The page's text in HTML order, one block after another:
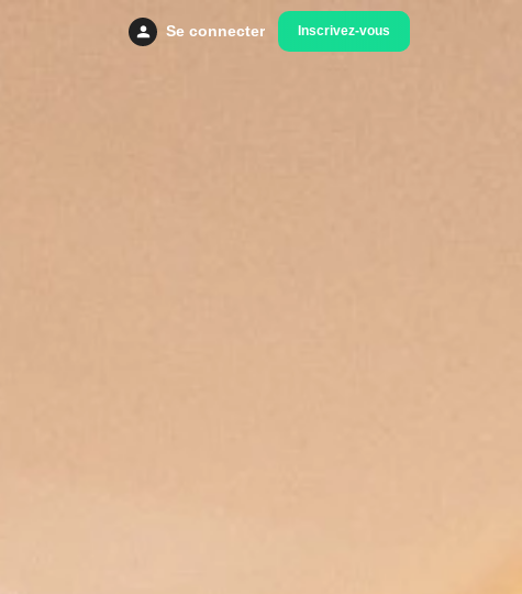
Se connecter Inscrivez-vous